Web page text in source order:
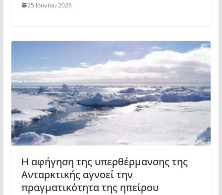
25 Ιουνίου 2026
Η αφήγηση της υπερθέρμανσης της
Ανταρκτικής αγνοεί την
πραγματικότητα της ηπείρου